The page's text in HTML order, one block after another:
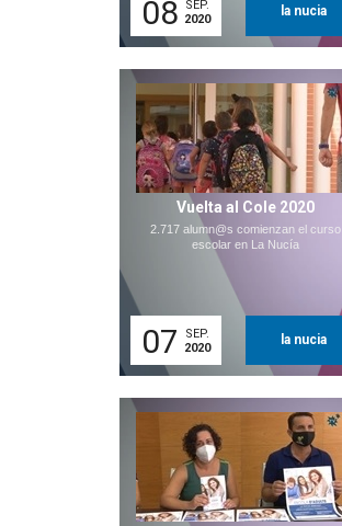
08
SEP.
2020
la nucia
Vuelta al Cole 2020
2.717 alumn@s comienzan el curso
escolar en La Nucía
07
SEP.
2020
la nucia